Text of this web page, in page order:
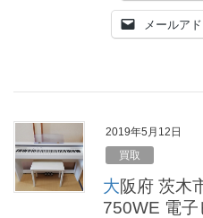
メールア
2019年5月12日
買取
大阪府 茨木市にカシオ Privia PX-
750WE 電子